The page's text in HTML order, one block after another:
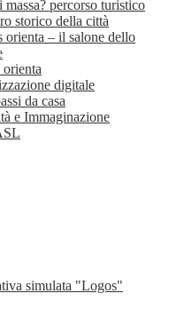
massa? percorso turistico
storico della città
orienta – il salone dello
orienta
digitale
da casa
e Immaginazione
simulata "Logos"